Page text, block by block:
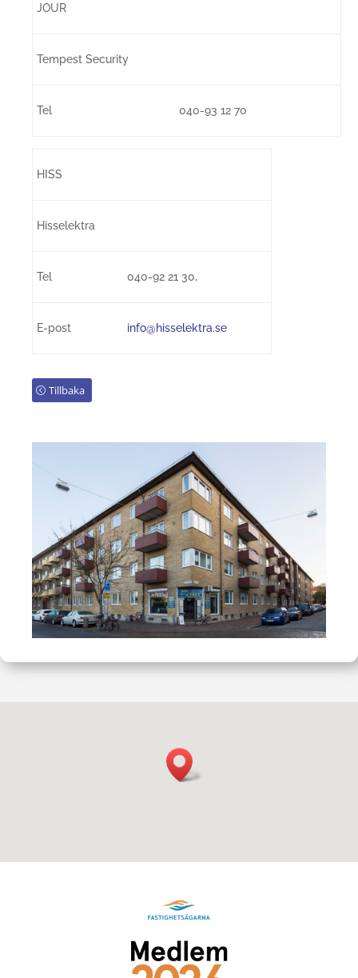
JOUR
Tempest Security
Tel 040-93 12 70
HISS
Hisselektra
Tel 040-92 21 30,
E-post info@hisselektra.se
Tillbaka